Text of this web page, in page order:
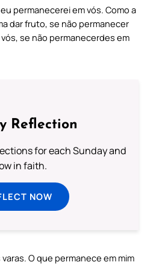
permanecerei em vós. Como a
dar fruto, se não permanecer
se não permanecerdes em
Reflection
for each Sunday and
in faith.
NOW
O que permanece em mim